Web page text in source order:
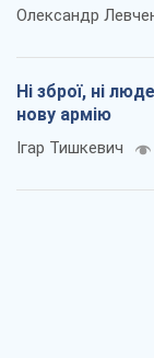
Олександр
Ні зброї, ні
нову армію
Ігар Тишкевич